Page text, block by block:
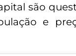
são
e